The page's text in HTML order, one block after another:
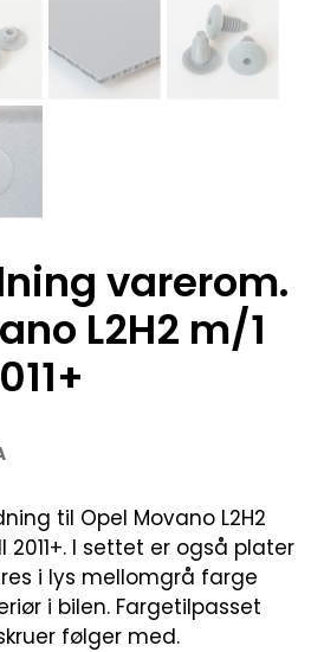
varerom.
L2H2 m/1
til Opel Movano L2H2
2011+. I settet er også plater
i lys mellomgrå farge
i bilen. Fargetilpasset
følger med.